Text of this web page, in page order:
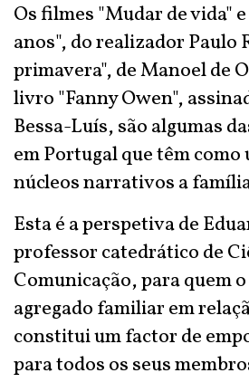
Os filmes "Mudar de vida"
anos", do realizador Paulo
primavera", de Manoel de
livro "Fanny Owen",
Bessa-Luís, são algumas
em Portugal que têm como
núcleos narrativos a
Esta é a perspetiva de
professor catedrático de
Comunicação, para quem
agregado familiar em
constitui um factor de
para todos os seus